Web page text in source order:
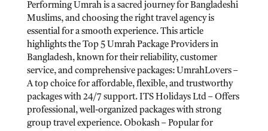
Performing Umrah is a sacred journey for Bangladeshi
Muslims, and choosing the right travel agency is
essential for a smooth experience. This article
highlights the Top 5 Umrah Package Providers in
Bangladesh, known for their reliability, customer
service, and comprehensive packages: UmrahLovers –
A top choice for affordable, flexible, and trustworthy
packages with 24/7 support. ITS Holidays Ltd – Offers
professional, well-organized packages with strong
group travel experience. Obokash – Popular for